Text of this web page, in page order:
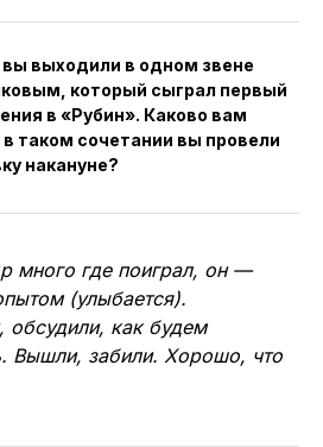
выходили в одном звене
который сыграл первый
в «Рубин». Каково вам
таком сочетании вы провели
накануне?
много где поиграл, он —
(улыбается).
обсудили, как будем
Вышли, забили. Хорошо, что